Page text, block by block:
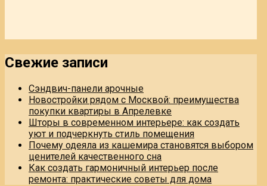
Свежие записи
Сэндвич-панели арочные
Новостройки рядом с Москвой: преимущества
покупки квартиры в Апрелевке
Шторы в современном интерьере: как создать
уют и подчеркнуть стиль помещения
Почему одеяла из кашемира становятся выбором
ценителей качественного сна
Как создать гармоничный интерьер после
ремонта: практические советы для дома